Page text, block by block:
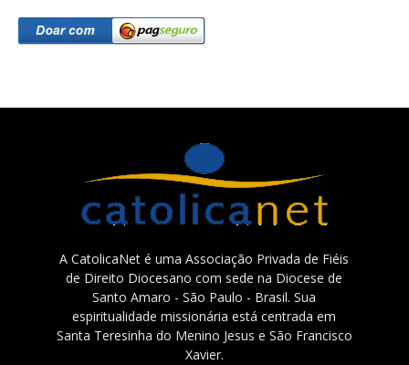
A CatolicaNet é uma Associação Privada de Fiéis
de Direito Diocesano com sede na Diocese de
Santo Amaro - São Paulo - Brasil. Sua
espiritualidade missionária está centrada em
Santa Teresinha do Menino Jesus e São Francisco
Xavier.